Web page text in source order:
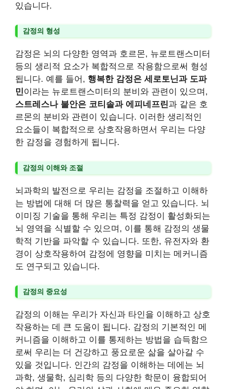
있습니다.
감정의 형성
감정은 뇌의 다양한 영역과 호르몬, 뉴로트랜스미터
등의 생리적 요소가 복합적으로 작용함으로써 형성
됩니다. 예를 들어, 행복한 감정은 세로토닌과 도파
민이라는 뉴로트랜스미터의 분비와 관련이 있으며,
스트레스나 불안은 코티솔과 에피네프린과 같은 호
르몬의 분비와 관련이 있습니다. 이러한 생리적인
요소들이 복합적으로 상호작용하면서 우리는 다양
한 감정을 경험하게 됩니다.
감정의 이해와 조절
뇌과학의 발전으로 우리는 감정을 조절하고 이해하
는 방법에 대해 더 많은 통찰력을 얻고 있습니다. 뇌
이미징 기술을 통해 우리는 특정 감정이 활성화되는
뇌 영역을 식별할 수 있으며, 이를 통해 감정의 생물
학적 기반을 파악할 수 있습니다. 또한, 유전자와 환
경이 상호작용하여 감정에 영향을 미치는 메커니즘
도 연구되고 있습니다.
감정의 중요성
감정의 이해는 우리가 자신과 타인을 이해하고 상호
작용하는 데 큰 도움이 됩니다. 감정의 기본적인 메
커니즘을 이해하고 이를 통제하는 방법을 습득함으
로써 우리는 더 건강하고 풍요로운 삶을 살아갈 수
있을 것입니다. 인간의 감정을 이해하는 데에는 뇌
과학, 생물학, 심리학 등의 다양한 학문이 융합되어